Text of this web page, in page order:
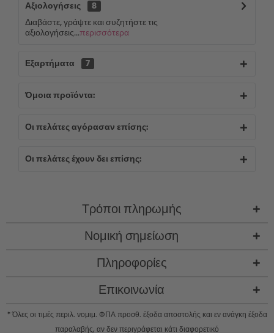
Αξιολογήσεις
8
Διαβάστε, γράψτε και συζητήστε τις
αξιολογήσεις...περισσότερα
Εξαρτήματα 7
Όμοια προϊόντα:
Οι πελάτες αγόρασαν επίσης:
Οι πελάτες έχουν δει επίσης:
Τρόποι πληρωμής
Νομική σημείωση
Πληροφορίες
Επικοινωνία
* Όλες οι τιμές περιλ. νομιμ. ΦΠΑ προσθ. έξοδα αποστολής και εν ανάγκη έξοδα
παραλαβής, αν δεν περιγράφεται κάτι διαφορετικό